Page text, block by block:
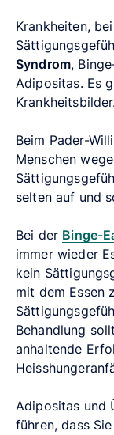
Krankheiten,
Syndrom,
Adipositas. Es
Beim Pader-
Menschen
selten auf und
Bei der Binge-
immer wieder
kein
mit dem Essen
Behandlung
anhaltende
Adipositas und
führen, dass